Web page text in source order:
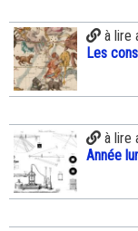
à lire
Les
à lire
Année